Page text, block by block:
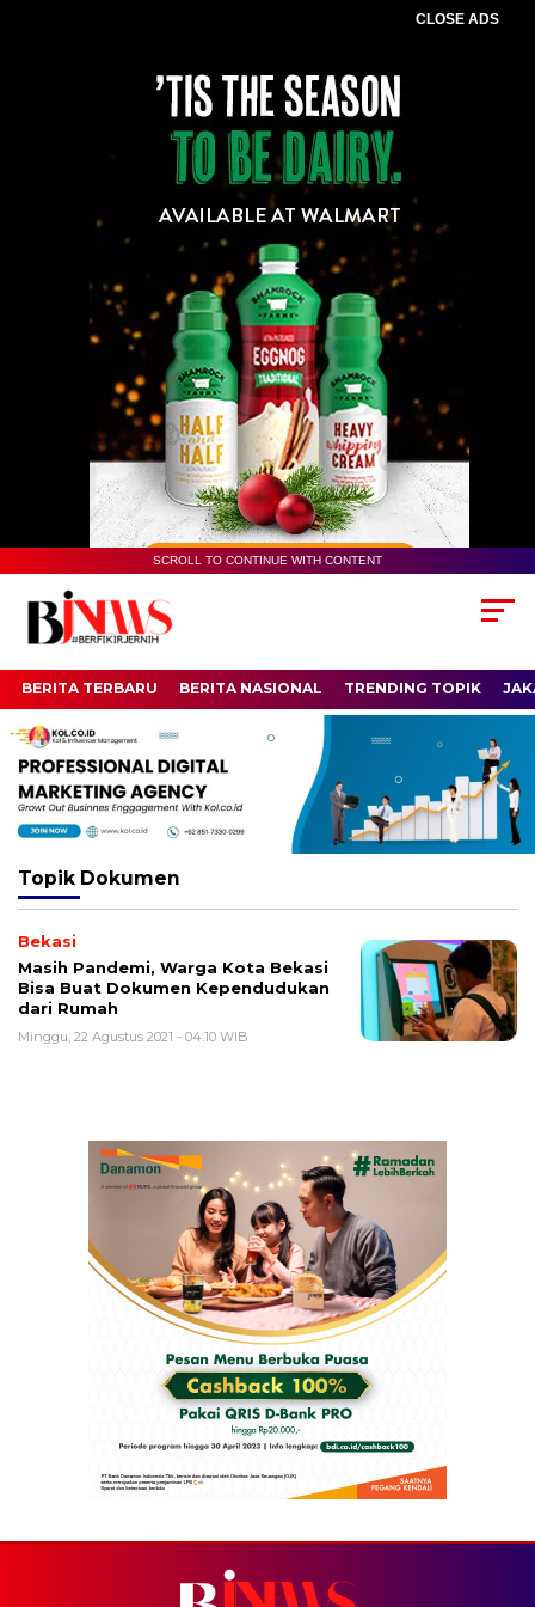
CLOSE ADS
SCROLL TO CONTINUE WITH CONTENT
BERITA TERBARU BERITA NASIONAL TRENDING TOPIK
Topik Dokumen
Bekasi
Masih Pandemi, Warga Kota Bekasi
Bisa Buat Dokumen Kependudukan
dari Rumah
Minggu, 22 Agustus 2021 - 04:10 WIB